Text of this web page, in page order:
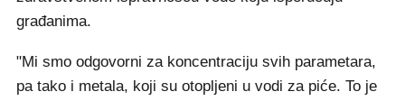
građanima.
"Mi smo odgovorni za koncentraciju svih parametara,
pa tako i metala, koji su otopljeni u vodi za piće. To je